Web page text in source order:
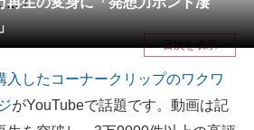
ページ
……！
目次を表示
入したコーナークリップのワクワ
がYouTubeで話題です。動画は記